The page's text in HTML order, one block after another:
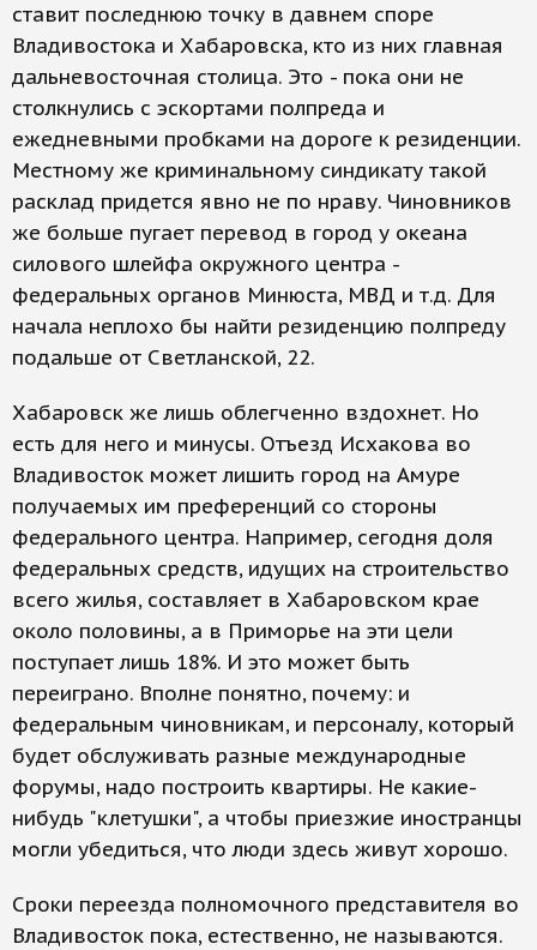
ставит последнюю точку в давнем споре
Владивостока и Хабаровска, кто из них главная
дальневосточная столица. Это - пока они не
столкнулись с эскортами полпреда и
ежедневными пробками на дороге к резиденции.
Местному же криминальному синдикату такой
расклад придется явно не по нраву. Чиновников
же больше пугает перевод в город у океана
силового шлейфа окружного центра -
федеральных органов Минюста, МВД и т.д. Для
начала неплохо бы найти резиденцию полпреду
подальше от Светланской, 22.
Хабаровск же лишь облегченно вздохнет. Но
есть для него и минусы. Отъезд Исхакова во
Владивосток может лишить город на Амуре
получаемых им преференций со стороны
федерального центра. Например, сегодня доля
федеральных средств, идущих на строительство
всего жилья, составляет в Хабаровском крае
около половины, а в Приморье на эти цели
поступает лишь 18%. И это может быть
переиграно. Вполне понятно, почему: и
федеральным чиновникам, и персоналу, который
будет обслуживать разные международные
форумы, надо построить квартиры. Не какие-
нибудь "клетушки", а чтобы приезжие иностранцы
могли убедиться, что люди здесь живут хорошо.
Сроки переезда полномочного представителя во
Владивосток пока, естественно, не называются.